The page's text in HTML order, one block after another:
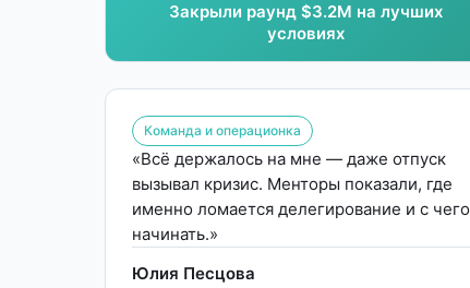
Закрыли раунд $3.2M на лучших
условиях
Команда и операционка
«Всё держалось на мне — даже отпуск
вызывал кризис. Менторы показали, где
именно ломается делегирование и с чего
начинать.»
Юлия Песцова